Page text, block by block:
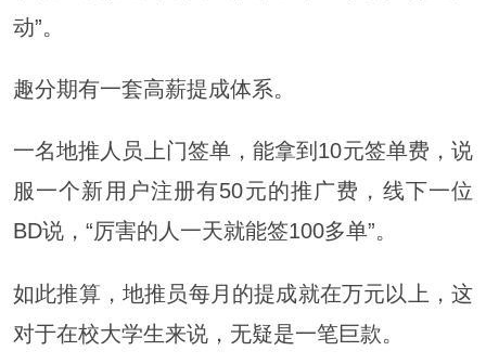
动”。
趣分期有一套高薪提成体系。
一名地推人员上门签单，能拿到10元签单费，说
服一个新用户注册有50元的推广费，线下一位
BD说，“厉害的人一天就能签100多单”。
如此推算，地推员每月的提成就在万元以上，这
对于在校大学生来说，无疑是一笔巨款。